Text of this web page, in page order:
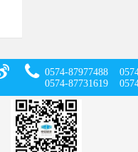
0574-87977488
0574-87731619 0574-